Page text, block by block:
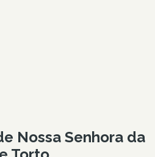
Nossa Senhora da